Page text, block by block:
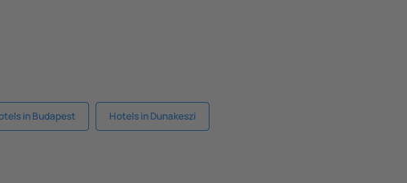
in Budapest Hotels in Dunakeszi